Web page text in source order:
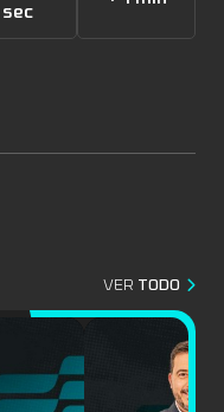
sec
VER TODO